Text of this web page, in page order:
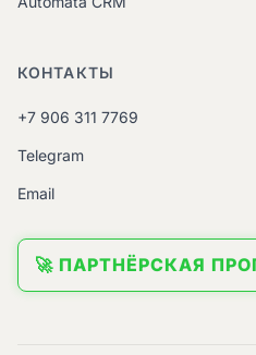
КОНТАКТЫ
+7 906 311 7769
Telegram
Email
🚀 ПАРТНЁРСКАЯ